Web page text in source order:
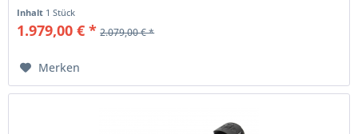
Inhalt 1 Stück
1.979,00 € * 2.079,00 € *
Merken